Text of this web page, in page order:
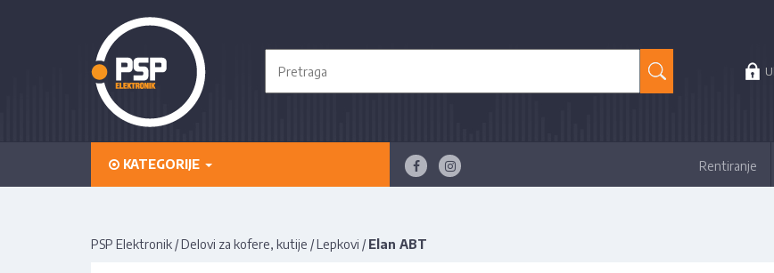
KATEGORIJE Rentiranje
PSP Elektronik /Delovi za kofere, kutije /Lepkovi / Elan ABT